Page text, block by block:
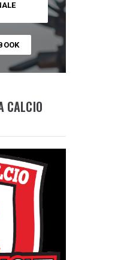
CALCIO